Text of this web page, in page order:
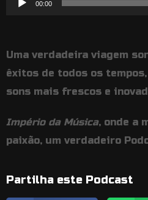
00:00
Uma verdadeira viagem
êxitos de todos os
sons mais frescos e
Império da Música, onde a
paixão, um verdadeiro
Partilha este Podcast